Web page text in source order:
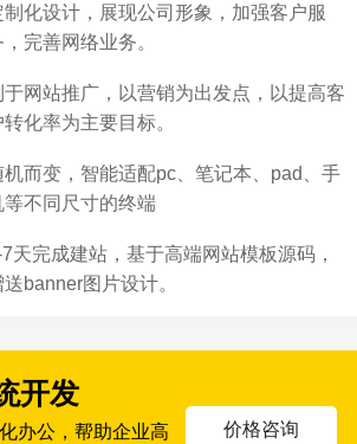
制化设计，展现公司形象，加强客户服
，完善网络业务。
于网站推广，以营销为出发点，以提高客
转化率为主要目标。
机而变，智能适配pc、笔记本、pad、手
等不同尺寸的终端
天完成建站，基于高端网站模板源码，
送banner图片设计。
开发
办公，帮助企业高
价格咨询